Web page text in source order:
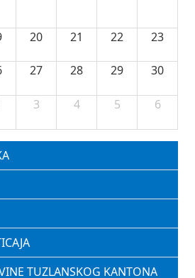
20 21 22 23
27 28 29 30
3 4 5 6
TUZLANSKOG KANTONA